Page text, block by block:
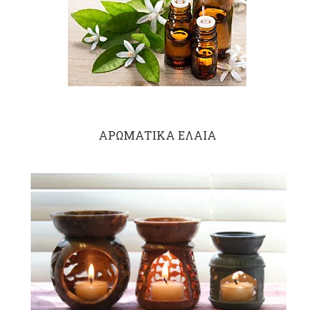
ΑΡΩΜΑΤΙΚΑ ΕΛΑΙΑ